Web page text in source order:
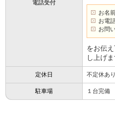
電話受付
お名
お電
お問
をお伝
し上げま
定休日 不定休あり
駐車場 １台完備